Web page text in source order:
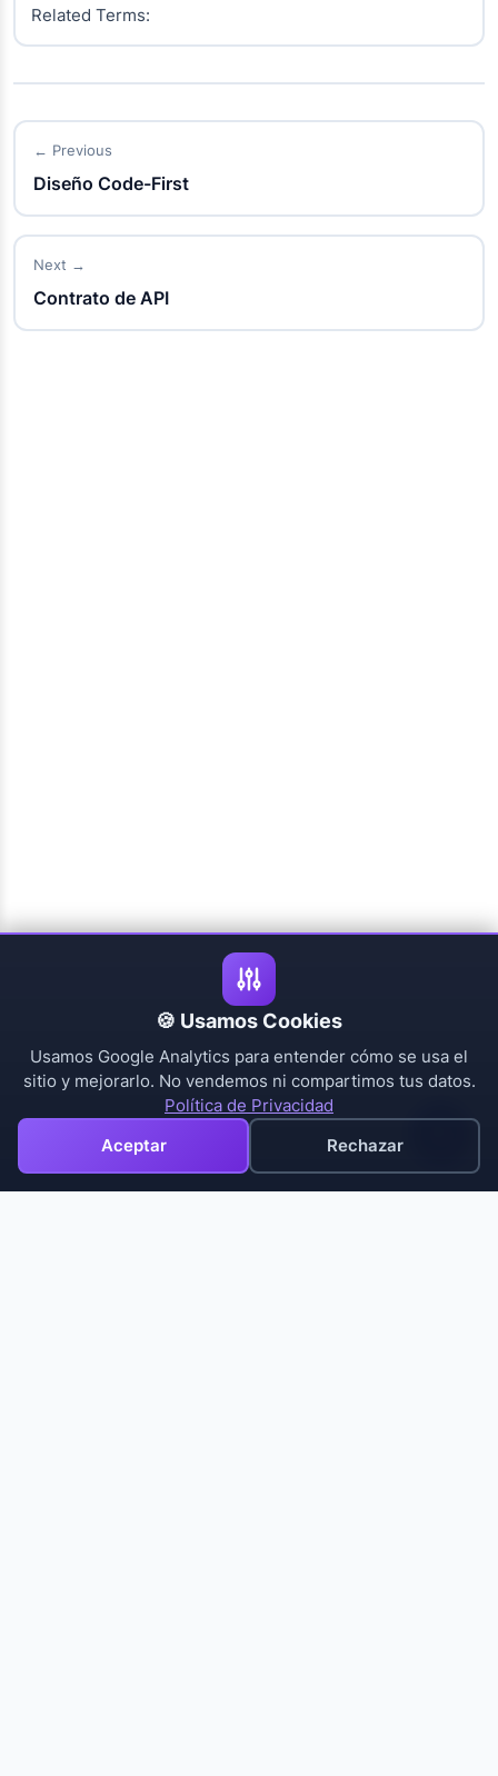
Related Terms:
← Previous
Diseño Code-First
Next →
Contrato de API
🍪 Usamos Cookies
Usamos Google Analytics para entender cómo se usa el
sitio y mejorarlo. No vendemos ni compartimos tus datos.
Política de Privacidad
Aceptar
Rechazar